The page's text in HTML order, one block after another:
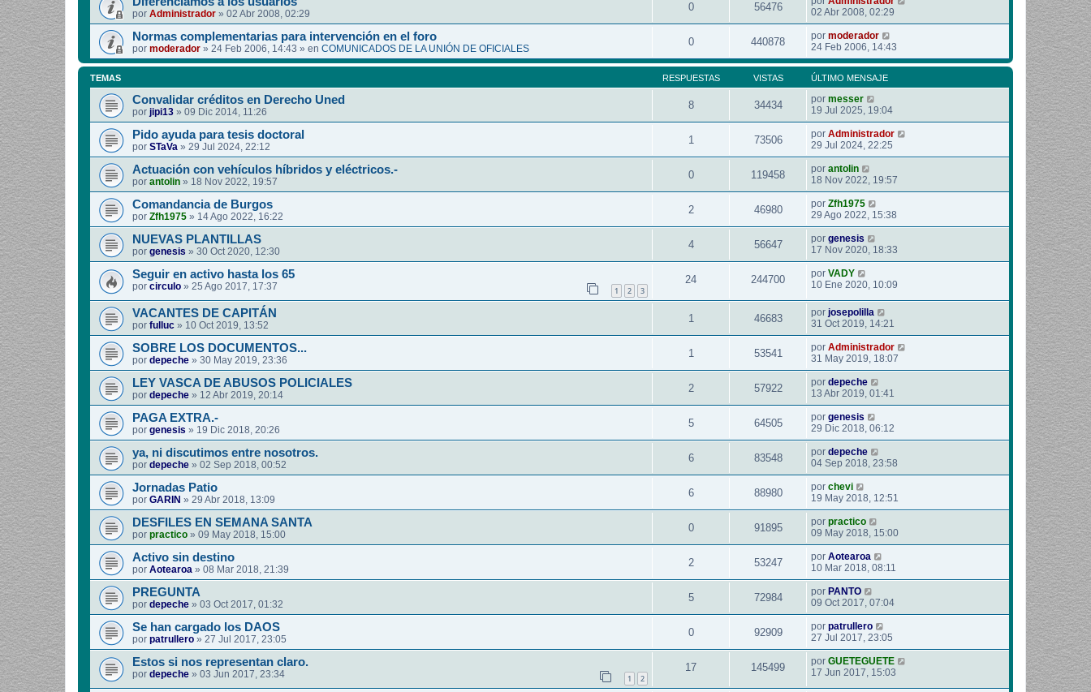
por Administrador » 02 Abr 2008, 02:29
0 56476
02 Abr 2008, 02:29
Normas complementarias para intervención en el foro
por moderador » 24 Feb 2006, 14:43 » en COMUNICADOS DE LA UNIÓN DE OFICIALES
0 440878 por moderador
24 Feb 2006, 14:43
TEMAS RESPUESTAS VISTAS ÚLTIMO MENSAJE
Convalidar créditos en Derecho Uned
por jipi13 » 09 Dic 2014, 11:26
8 34434 por messer
19 Jul 2025, 19:04
Pido ayuda para tesis doctoral
por STaVa » 29 Jul 2024, 22:12
1 73506 por Administrador
29 Jul 2024, 22:25
Actuación con vehículos híbridos y eléctricos.-
por antolin » 18 Nov 2022, 19:57
0 119458 por antolin
18 Nov 2022, 19:57
Comandancia de Burgos
por Zfh1975 » 14 Ago 2022, 16:22
2 46980 por Zfh1975
29 Ago 2022, 15:38
NUEVAS PLANTILLAS
por genesis » 30 Oct 2020, 12:30
4 56647 por genesis
17 Nov 2020, 18:33
Seguir en activo hasta los 65
por circulo » 25 Ago 2017, 17:37 1 2 3
24 244700 por VADY
10 Ene 2020, 10:09
VACANTES DE CAPITÁN
por fulluc » 10 Oct 2019, 13:52
1 46683 por josepolilla
31 Oct 2019, 14:21
SOBRE LOS DOCUMENTOS...
por depeche » 30 May 2019, 23:36
1 53541 por Administrador
31 May 2019, 18:07
LEY VASCA DE ABUSOS POLICIALES
por depeche » 12 Abr 2019, 20:14
2 57922 por depeche
13 Abr 2019, 01:41
PAGA EXTRA.-
por genesis » 19 Dic 2018, 20:26
5 64505 por genesis
29 Dic 2018, 06:12
ya, ni discutimos entre nosotros.
por depeche » 02 Sep 2018, 00:52
6 83548 por depeche
04 Sep 2018, 23:58
Jornadas Patio
por GARIN » 29 Abr 2018, 13:09
6 88980 por chevi
19 May 2018, 12:51
DESFILES EN SEMANA SANTA
por practico » 09 May 2018, 15:00
0 91895 por practico
09 May 2018, 15:00
Activo sin destino
por Aotearoa » 08 Mar 2018, 21:39
2 53247 por Aotearoa
10 Mar 2018, 08:11
PREGUNTA
por depeche » 03 Oct 2017, 01:32
5 72984 por PANTO
09 Oct 2017, 07:04
Se han cargado los DAOS
por patrullero » 27 Jul 2017, 23:05
0 92909 por patrullero
27 Jul 2017, 23:05
Estos si nos representan claro.
por depeche » 03 Jun 2017, 23:34 1 2
17 145499 por GUETEGUETE
17 Jun 2017, 15:03